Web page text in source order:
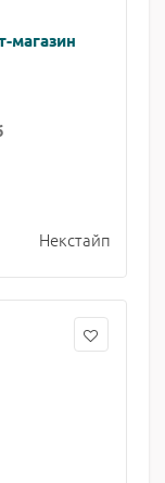
магазин
Некстайп